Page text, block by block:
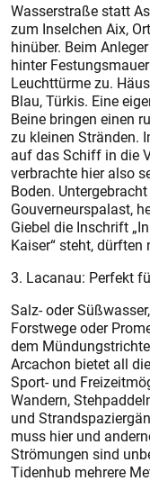
Wasserstraße statt
zum Inselchen Aix,
hinüber. Beim
hinter
Leuchttürme zu.
Blau, Türkis. Eine
Beine bringen einen
zu kleinen Stränden.
auf das Schiff in die
verbrachte hier also
Boden.
Gouverneurspalast,
Giebel die Inschrift
Kaiser“ steht,
3. Lacanau: Perfekt
Salz- oder
Forstwege oder
dem
Arcachon bietet all
Sport- und
Wandern,
und
muss hier und
Strömungen sind
Tidenhub mehrere